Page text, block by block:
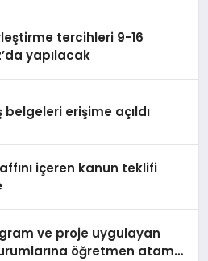
tercihleri 9-16
yapılacak
belgeleri erişime açıldı
içeren kanun teklifi
ve proje uygulayan
öğretmen atama